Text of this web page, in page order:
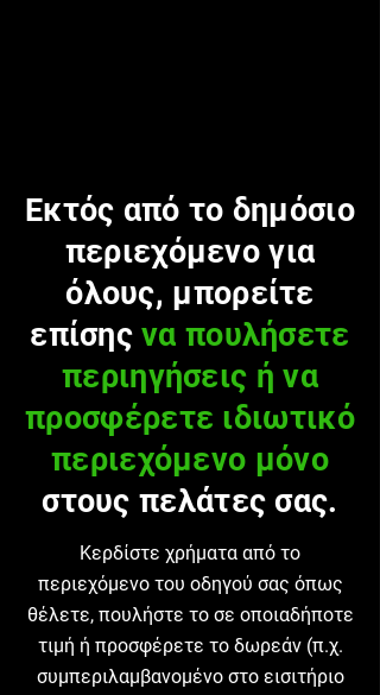
Εκτός από το δημόσιο
περιεχόμενο για
όλους, μπορείτε
επίσης να πουλήσετε
περιηγήσεις ή να
προσφέρετε ιδιωτικό
περιεχόμενο μόνο
στους πελάτες σας.
Κερδίστε χρήματα από το
περιεχόμενο του οδηγού σας όπως
θέλετε, πουλήστε το σε οποιαδήποτε
τιμή ή προσφέρετε το δωρεάν (π.χ.
συμπεριλαμβανομένο στο εισιτήριο